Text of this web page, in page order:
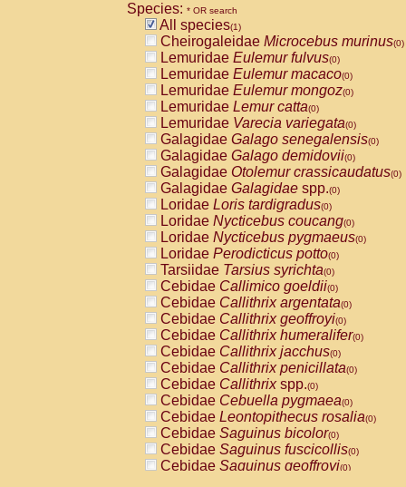
Species: * OR search
All species(1)
Cheirogaleidae Microcebus murinus(0)
Lemuridae Eulemur fulvus(0)
Lemuridae Eulemur macaco(0)
Lemuridae Eulemur mongoz(0)
Lemuridae Lemur catta(0)
Lemuridae Varecia variegata(0)
Galagidae Galago senegalensis(0)
Galagidae Galago demidovii(0)
Galagidae Otolemur crassicaudatus(0)
Galagidae Galagidae spp.(0)
Loridae Loris tardigradus(0)
Loridae Nycticebus coucang(0)
Loridae Nycticebus pygmaeus(0)
Loridae Perodicticus potto(0)
Tarsiidae Tarsius syrichta(0)
Cebidae Callimico goeldii(0)
Cebidae Callithrix argentata(0)
Cebidae Callithrix geoffroyi(0)
Cebidae Callithrix humeralifer(0)
Cebidae Callithrix jacchus(0)
Cebidae Callithrix penicillata(0)
Cebidae Callithrixspp.(0)
Cebidae Cebuella pygmaea(0)
Cebidae Leontopithecus rosalia(0)
Cebidae Saguinus bicolor(0)
Cebidae Saguinus fuscicollis(0)
Cebidae Saguinus geoffroyi(0)